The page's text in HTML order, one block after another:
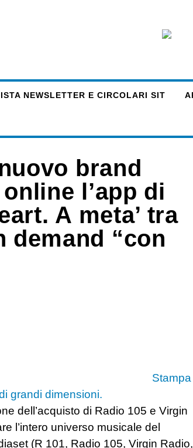
NEWSLETTER E CIRCOLARI SIT
brand
l’app di
A meta’ tra
demand “con
grandi dimensioni.
dell’acquisto di Radio 105 e Virgin
l’intero universo musicale del
(R 101, Radio 105, Virgin Radio,